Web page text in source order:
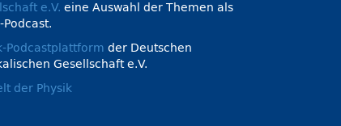
e.V. eine Auswahl der Themen als
Podcastplattform der Deutschen
Gesellschaft e.V.
der Physik